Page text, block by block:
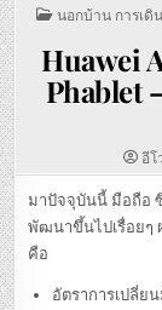
POSTED
IN
นอกบ้าน การเดิ
Huawei
Phablet
อีโ
มาปัจจุบันนี้ มือถือ
พัฒนาขึ้นไปเรื่อยๆ
คือ
อัตราการเปลี่ย